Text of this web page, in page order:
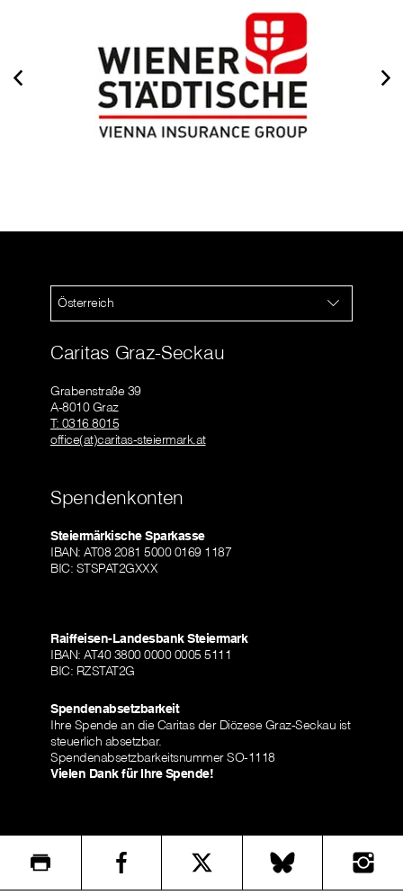
Österreich
Caritas Graz-Seckau
Grabenstraße 39
A-8010 Graz
T: 0316 8015
office(at)caritas-steiermark.at
Spendenkonten
Steiermärkische Sparkasse
IBAN: AT08 2081 5000 0169 1187
BIC: STSPAT2GXXX
Raiffeisen-Landesbank Steiermark
IBAN: AT40 3800 0000 0005 5111
BIC: RZSTAT2G
Spendenabsetzbarkeit
Ihre Spende an die Caritas der Diözese Graz-Seckau ist
steuerlich absetzbar.
Spendenabsetzbarkeitsnummer SO-1118
Vielen Dank für Ihre Spende!